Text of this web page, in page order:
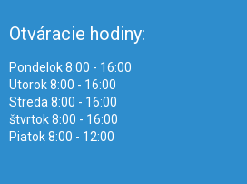
Otváracie hodiny:
Pondelok 8:00 - 16:00
Utorok 8:00 - 16:00
Streda 8:00 - 16:00
štvrtok 8:00 - 16:00
Piatok 8:00 - 12:00